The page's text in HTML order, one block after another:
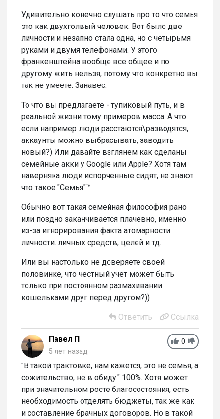
Удивительно конечно слушать про то что семья
это как двухголвый человек. Вот было две
личности и незапно стала одна, но с четырьмя
руками и двумя телефонами. У этого
франкенштейна вообще все общее и по
другому жить нельзя, потому что конкретно вы
так не умеете. Занавес.
То что вы предлагаете - тупиковый путь, и в
реальной жизни тому примеров масса. А что
если например люди расстаются\разводятся,
аккаунты можно выбрасывать, заводить
новый?) Или давайте взглянем как сделаны
семейные акки у Google или Apple? Хотя там
наверняка люди испорченные сидят, не знают
что такое "Семья"™
Обычно вот такая семейная философия рано
или поздно заканчивается плачевно, именно
из-за игнорирования факта атомарности
личности, личных средств, целей и тд.
Или вы настолько не доверяете своей
половинке, что честный учет может быть
только при постоянном размахивании
кошельками друг перед другом?))
Ответить Ссылка
0
Павел П
5 лет назад
"В такой трактовке, нам кажется, это не семья, а
сожительство, не в обиду." 100%. Хотя может
при значительном росте благосостояния, есть
необходимость отделять бюджеты, так же как
и составление брачных договоров. Но в такой